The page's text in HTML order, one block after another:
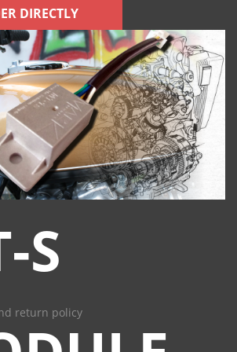
DIRECTLY
S
return policy